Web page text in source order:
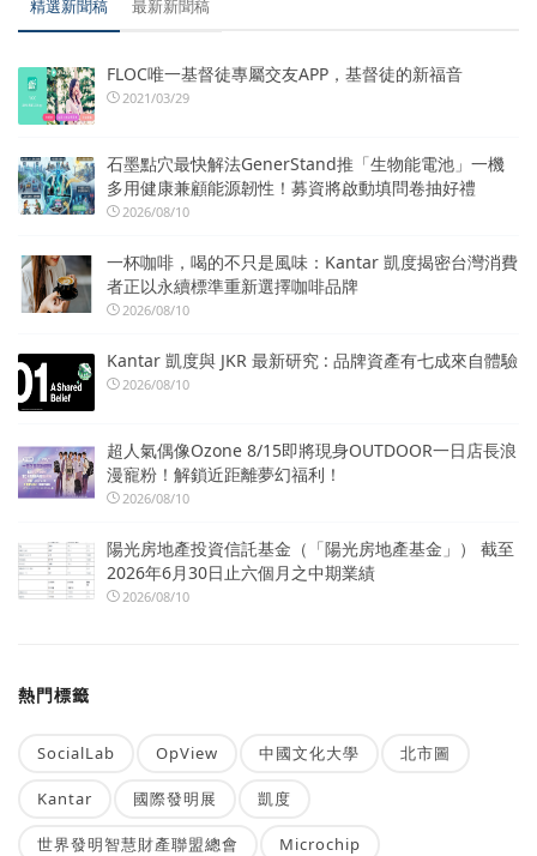
精選新聞稿 最新新聞稿
FLOC唯一基督徒專屬交友APP，基督徒的新福音
2021/03/29
石墨點穴最快解法GenerStand推「生物能電池」一機
多用健康兼顧能源韌性！募資將啟動填問卷抽好禮
2026/08/10
一杯咖啡，喝的不只是風味：Kantar 凱度揭密台灣消費
者正以永續標準重新選擇咖啡品牌
2026/08/10
Kantar 凱度與 JKR 最新研究 : 品牌資產有七成來自體驗
2026/08/10
超人氣偶像Ozone 8/15即將現身OUTDOOR一日店長浪
漫寵粉！解鎖近距離夢幻福利！
2026/08/10
陽光房地產投資信託基金（「陽光房地產基金」） 截至
2026年6月30日止六個月之中期業績
2026/08/10
熱門標籤
SocialLab OpView 中國文化大學 北市圖
Kantar 國際發明展 凱度
世界發明智慧財產聯盟總會 Microchip